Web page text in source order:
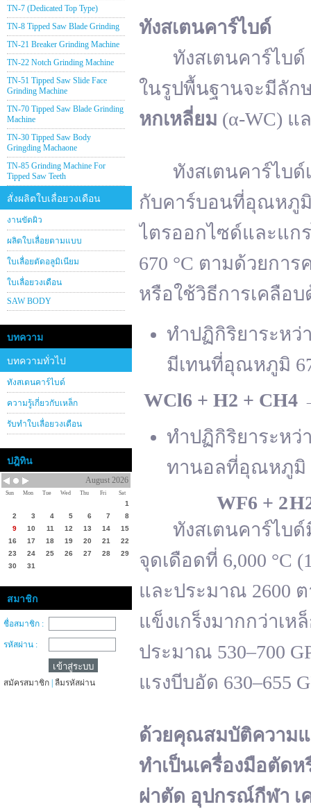
TN-7 (Dedicated Top Type)
TN-8 Tipped Saw Blade Grinding
TN-21 Breaker Grinding Machine
TN-22 Notch Grinding Machine
TN-51 Tipped Saw Slide Face
Grinding Machine
TN-70 Tipped Saw Blade Grinding
Machine
TN-30 Tipped Saw Body
Gringding Machaone
TN-85 Grinding Machine For
Tipped Saw Teeth
สั่งผลิตใบเลื่อยวงเดือน
งานขัดผิว
ผลิตใบเลื่อยตามแบบ
ใบเลื่อยตัดอลูมิเนียม
ใบเลื่อยวงเดือน
SAW BODY
บทความ
บทความทั่วไป
ทังสเตนคาร์ไบด์
ความรู้เกี่ยวกับเหล็ก
รับทำใบเลื่อยวงเดือน
ปฎิทิน
August 2026
Sun Mon Tue Wed Thu Fri Sat
1
2
3 4 5 6 7
8
9
10 11 12 13 14
15
16
17 18 19 20 21
22
23
24 25 26 27 28
29
30
31
สมาชิก
ชื่อสมาชิก :
รหัสผ่าน :
สมัครสมาชิก ลืมรหัสผ่าน
ทังสเตนคาร์ไบด์
ทังสเตนคาร์ไบด์ (
ในรูปพื้นฐานจะมีลัก
หกเหลี่ยม (α-WC) แ
ทังสเตนคาร์ไบด์เ
กับคาร์บอนที่อุณหภูมิ
ไตรออกไซด์และแก
670 °C ตามด้วยกา
หรือใช้วิธีการเคลือบ
ทำปฏิกิริยาระหว่
มีเทนที่อุณหภูมิ
WCl6 + H2 + CH4
ทำปฏิกิริยาระหว่
ทานอลที่อุณหภูมิ
WF6 + 2 H
ทังสเตนคาร์ไบด์มี
จุดเดือดที่ 6,000 °C
และประมาณ 2600
แข็งเกร็งมากกว่าเ
ประมาณ 530–700
แรงบีบอัด 630–655
ด้วยคุณสมบัติความแ
ทำเป็นเครื่องมือตัดห
ผ่าตัด อุปกรณ์กีฬา เ